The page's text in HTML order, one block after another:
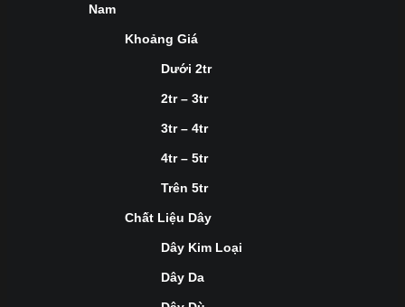
Nam
Khoảng Giá
Dưới 2tr
2tr – 3tr
3tr – 4tr
4tr – 5tr
Trên 5tr
Chất Liệu Dây
Dây Kim Loại
Dây Da